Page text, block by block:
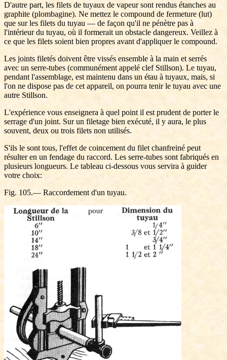
D'autre part, les filets de tuyaux de vapeur sont rendus étanches au
graphite (plombagine). Ne mettez le compound de fermeture (lut)
que sur les filets du tuyau — de façon qu'il ne pénètre pas à
l'intérieur du tuyau, où il formerait un obstacle dangereux. Veillez à
ce que les filets soient bien propres avant d'appliquer le compound.
Les joints filetés doivent être vissés ensemble à la main et serrés
avec un serre-tubes (communément appelé clef Stillson). Le tuyau,
pendant l'assemblage, est maintenu dans un étau à tuyaux, mais, si
l'on ne dispose pas de cet appareil, on pourra tenir le tuyau avec une
autre Stillson.
L'expérience vous enseignera à quel point il est prudent de porter le
serrage d'un joint. Sur un filetage bien exécuté, il y aura, le plus
souvent, deux ou trois filets non utilisés.
S'ils le sont tous, l'effet de coincement du filet chanfreiné peut
résulter en un fendage du raccord. Les serre-tubes sont fabriqués en
plusieurs longueurs. Le tableau ci-dessous vous servira à guider
votre choix:
Fig. 105.— Raccordement d'un tuyau.